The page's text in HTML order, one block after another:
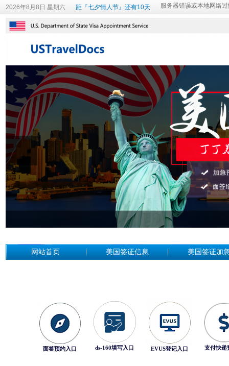
2026年8月8日 星期六 距『七夕情人节』还有10天
网站首页 美国签证信息 美国签证加
面签预约入口 ds-160填写入口 EVUS登记入口 支付快递